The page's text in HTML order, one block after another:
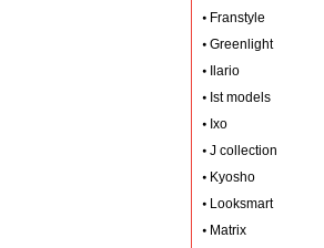
Franstyle
Greenlight
Ilario
Ist models
Ixo
J collection
Kyosho
Looksmart
Matrix